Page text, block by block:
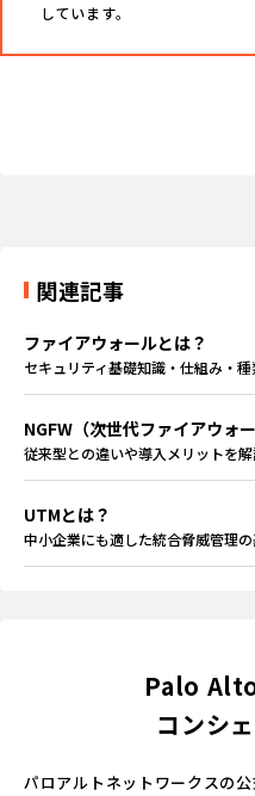
しています。
関連記事
ファイアウォールとは？
セキュリティ基礎知識・仕組み・
NGFW（次世代ファイアウォ
従来型との違いや導入メリットを
UTMとは？
中小企業にも適した統合脅威管理
Palo
コンシ
パロアルトネットワークスの